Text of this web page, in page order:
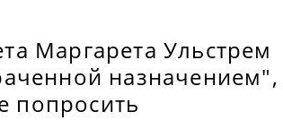
Маргарета Ульстрем
назначением",
попросить